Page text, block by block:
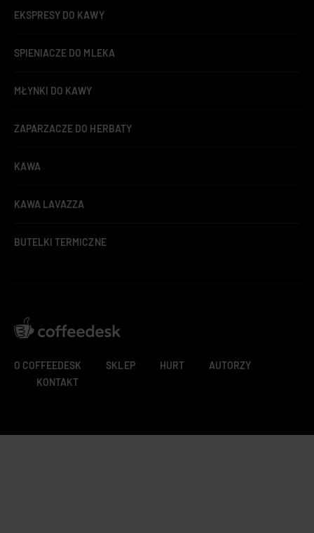
EKSPRESY DO KAWY
SPIENIACZE DO MLEKA
MŁYNKI DO KAWY
ZAPARZACZE DO HERBATY
KAWA
KAWA LAVAZZA
BUTELKI TERMICZNE
O COFFEEDESK SKLEP HURT
AUTORZY
KONTAKT